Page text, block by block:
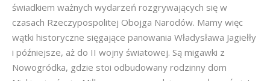
świadkiem ważnych wydarzeń rozgrywających się w
czasach Rzeczypospolitej Obojga Narodów. Mamy więc
wątki historyczne sięgające panowania Władysława Jagiełły
i późniejsze, aż do II wojny światowej. Są migawki z
Nowogródka, gdzie stoi odbudowany rodzinny dom